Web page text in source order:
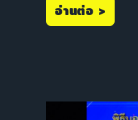
อ่านต่อ >